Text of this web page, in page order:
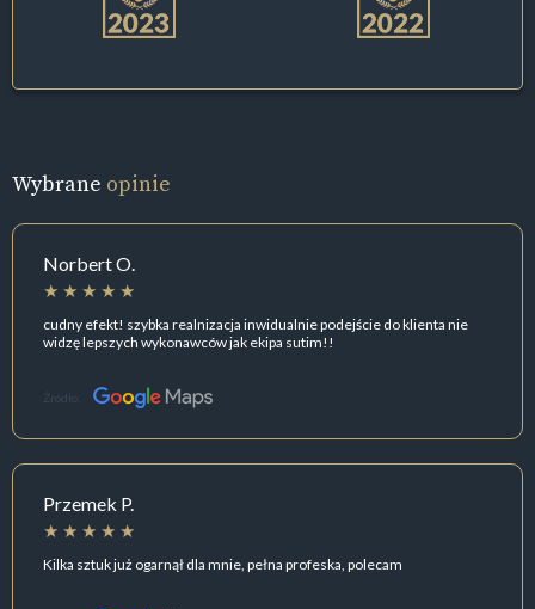
Wybrane opinie
Norbert O.
cudny efekt! szybka realnizacja inwidualnie podejście do klienta nie
widzę lepszych wykonawców jak ekipa sutim!!
Źródło:
Przemek P.
Kilka sztuk już ogarnął dla mnie, pełna profeska, polecam